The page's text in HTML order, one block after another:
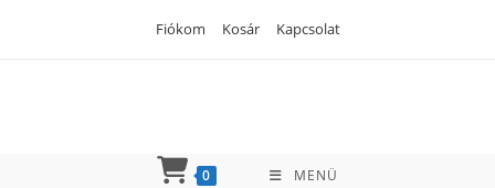
Fiókom Kosár Kapcsolat
0 MENÜ